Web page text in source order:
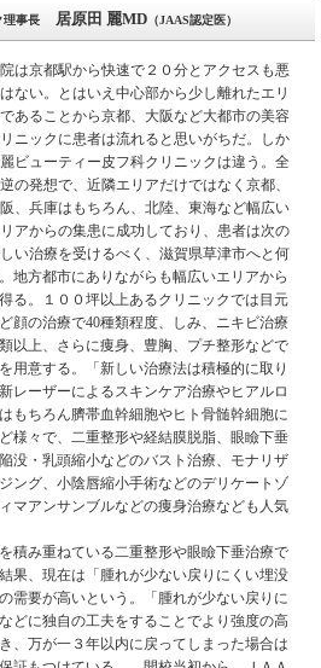
理事長 居原田 麗MD （JAAS認定医）
は京都駅から快速で２０分とアクセスも悪
はない。とはいえ中心部から少し離れたエリ
あることから京都、大阪など大都市の美容
ニックに患者は流れると思いがちだ。しか
ビューティー皮フ科クリニックは違う。全
逆の発想で、近隣エリアだけではなく京都、
、兵庫はもちろん、北陸、東海など幅広い
アからの集患に成功しており、患者は次の
い治療を受けるべく、滋賀県草津市へと何
地方都市にありながらも幅広いエリアから
る。１００坪以上あるクリニックでは目元
顔の治療で40種類程度、しみ、ニキビ治療
以上、さらに痩身、豊胸、プチ整形などで
用意する。「新しい治療法は積極的に取り
レーザーによるスキンケア治療やヒアルロ
もちろん臍帯血幹細胞やヒト骨髄幹細胞に
様々で、二重整形や経結膜脱脂、眼瞼下垂
没・乳頭縮小などのバスト治療、モナリザ
ング、小陰唇縮小手術などのデリケートゾ
マアンサンブルなどの痩身治療なども人気
積み重ねている二重整形や眼瞼下垂治療で
果、現在は「腫れが少ない戻りにくい埋没
需要が高いという。「腫れが少ない戻りに
どに独自の工夫をすることでより強度の高
、万が一３年以内に戻ってしまった場合は